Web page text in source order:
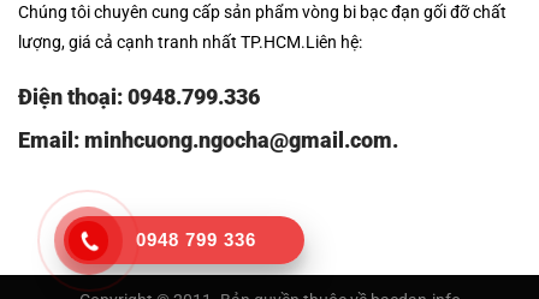
Chúng tôi chuyên cung cấp sản phẩmvòng bi bạc đạn gối đỡchất
lượng, giá cả cạnh tranh nhất TP.HCM.Liên hệ:
Điện thoại: 0948.799.336
Email: minhcuong.ngocha@gmail.com.
0948 799 336